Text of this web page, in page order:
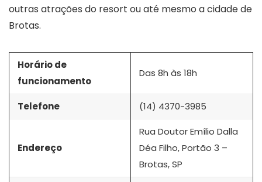
outras atrações do resort ou até mesmo a cidade de
Brotas.
Horário de
funcionamento
Das 8h às 18h
Telefone (14) 4370-3985
Endereço
Rua Doutor Emílio Dalla
Déa Filho, Portão 3 –
Brotas, SP